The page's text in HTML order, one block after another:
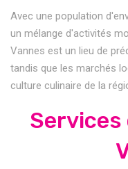
Avec une population
un mélange d'activités
Vannes est un lieu de
tandis que les marchés
culture culinaire de la
Services